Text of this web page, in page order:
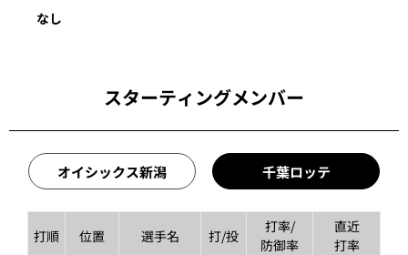
なし
スターティングメンバー
オイシックス新潟 千葉ロッテ
打順 位置 選手名 打/投
打率/
防御率
直近
打率